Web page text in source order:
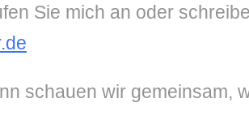
Sie mich an oder
schauen wir gemeinsam,